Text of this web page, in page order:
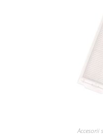
Accesorii